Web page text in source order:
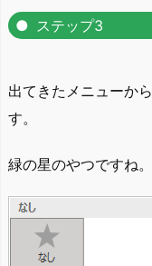
ステップ3
出てきたメニューから
す。
緑の星のやつですね。